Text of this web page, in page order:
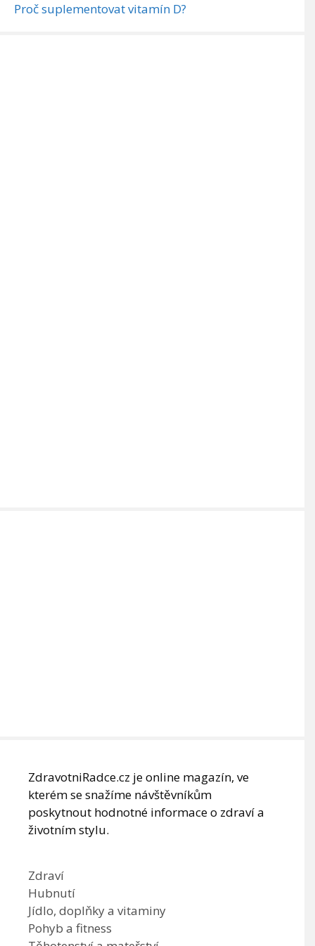
Proč suplementovat vitamín D?
ZdravotniRadce.cz je online magazín, ve
kterém se snažíme návštěvníkům
poskytnout hodnotné informace o zdraví a
životním stylu.
Zdraví
Hubnutí
Jídlo, doplňky a vitaminy
Pohyb a fitness